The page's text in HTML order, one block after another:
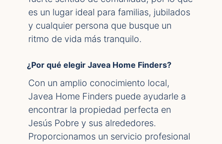
es un lugar ideal para familias, jubilados
y cualquier persona que busque un
ritmo de vida más tranquilo.
¿Por qué elegir Javea Home Finders?
Con un amplio conocimiento local,
Javea Home Finders puede ayudarle a
encontrar la propiedad perfecta en
Jesús Pobre y sus alrededores.
Proporcionamos un servicio profesional